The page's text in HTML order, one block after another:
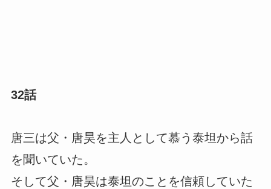
32話
唐三は父・唐昊を主人として慕う泰坦から話
を聞いていた。
そして父・唐昊は泰坦のことを信頼していた